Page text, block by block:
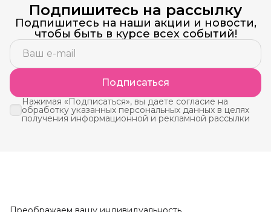
Подпишитесь на рассылку
Подпишитесь на наши акции и новости,
чтобы быть в курсе всех событий!
Подписаться
Нажимая «Подписаться», вы даете согласие на
обработку указанных персональных данных в целях
получения информационной и рекламной рассылки